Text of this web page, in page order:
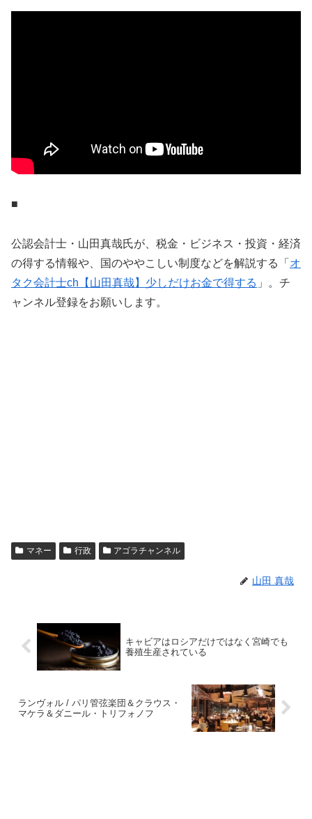
■
公認会計士・山田真哉氏が、税金・ビジネス・投資・経済
の得する情報や、国のややこしい制度などを解説する「 オ
タク会計士ch【山田真哉】少しだけお金で得する 」。チ
ャンネル登録をお願いします。
マネー 行政 アゴラチャンネル
山田 真哉
キャビアはロシアだけではなく宮崎でも
養殖生産されている
ランヴォル / パリ管弦楽団＆クラウス・
マケラ＆ダニール・トリフォノフ